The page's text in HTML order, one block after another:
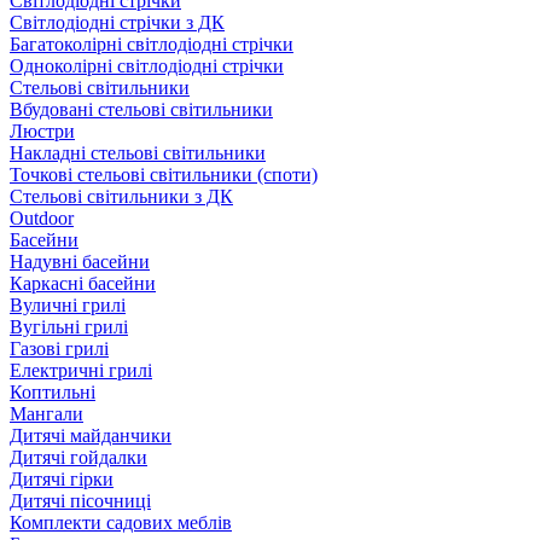
Світлодіодні стрічки з ДК
Багатоколірні світлодіодні стрічки
Одноколірні світлодіодні стрічки
Стельові світильники
Вбудовані стельові світильники
Люстри
Накладні стельові світильники
Точкові стельові світильники (споти)
Стельові світильники з ДК
Outdoor
Басейни
Надувні басейни
Каркасні басейни
Вуличні грилі
Вугільні грилі
Газові грилі
Електричні грилі
Коптильні
Мангали
Дитячі майданчики
Дитячі гойдалки
Дитячі гірки
Дитячі пісочниці
Комплекти садових меблів